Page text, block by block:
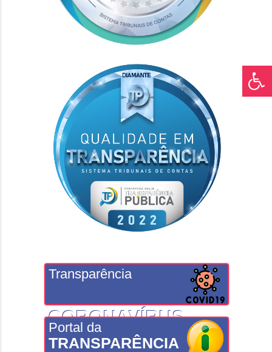
Transparência
CORONAVÍRUS
Portal da
TRANSPARÊNCIA